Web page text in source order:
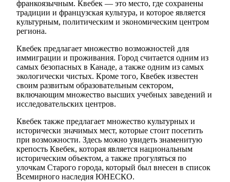
франкоязычным. Квебек — это место, где сохранены
традиции и французская культура, и которое является
культурным, политическим и экономическим центром
региона.
Квебек предлагает множество возможностей для
иммиграции и проживания. Город считается одним из
самых безопасных в Канаде, а также одним из самых
экологически чистых. Кроме того, Квебек известен
своим развитым образовательным сектором,
включающим множество высших учебных заведений и
исследовательских центров.
Квебек также предлагает множество культурных и
исторически значимых мест, которые стоит посетить
при возможности. Здесь можно увидеть знаменитую
крепость Квебек, которая является национальным
историческим объектом, а также прогуляться по
улочкам Старого города, который был внесен в список
Всемирного наследия ЮНЕСКО.